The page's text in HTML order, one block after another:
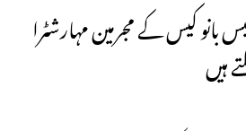
بانو کیس کے مجرمین مہارشٹرا
ہیں